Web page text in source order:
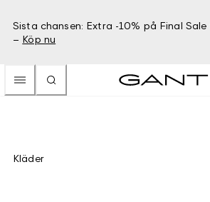
Sista chansen: Extra -10% på Final
– Köp nu
Kläder